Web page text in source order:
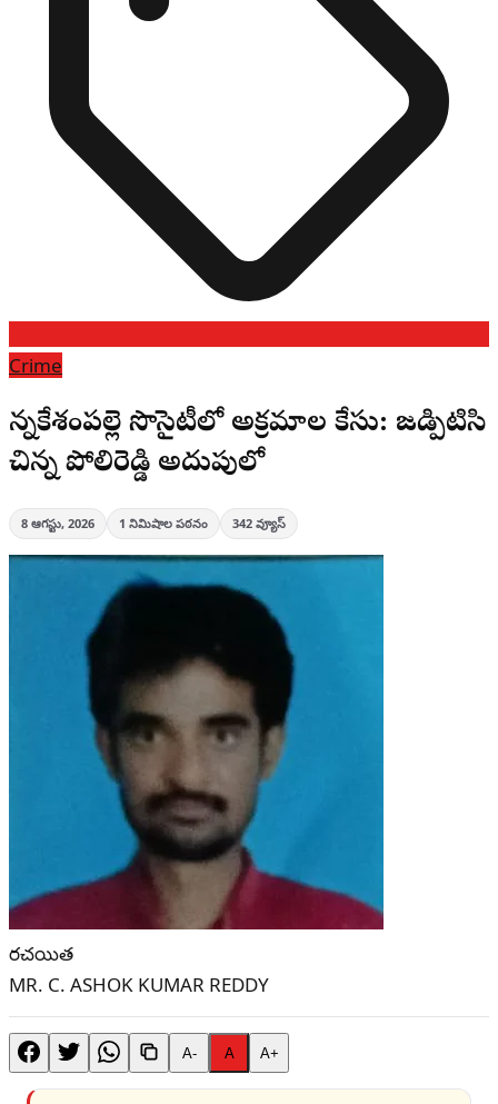
Crime
చెన్నకేశంపల్లె సొసైటీలో అక్రమాల కేసు: జడ్పిటిసి
చిన్న పోలిరెడ్డి అదుపులో
8 ఆగస్టు, 2026 1 నిమిషాల పఠనం 342 వ్యూస్
రచయిత
MR. C. ASHOK KUMAR REDDY
A- A A+